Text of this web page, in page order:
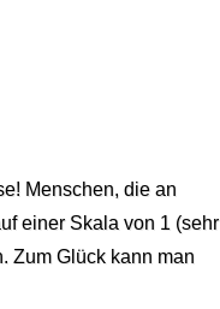
Menschen, die an
einer Skala von 1 (sehr
Zum Glück kann man